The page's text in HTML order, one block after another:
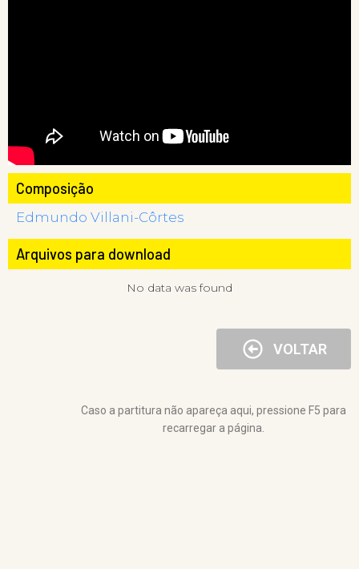
Composição
Edmundo Villani-Côrtes
Arquivos para download
No data was found
VOLTAR
Caso a partitura não apareça aqui, pressione F5 para
recarregar a página.